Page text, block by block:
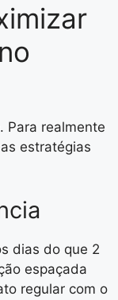
Para realmente
estratégias
dias do que 2
espaçada
regular com o